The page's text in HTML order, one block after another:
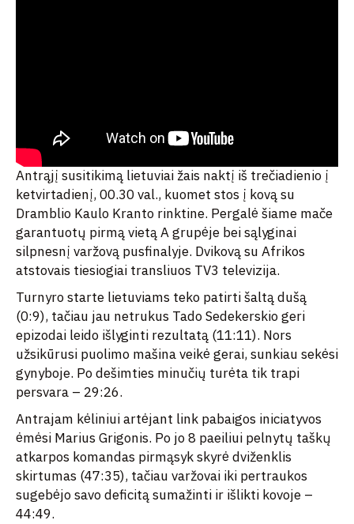
Antrąjį susitikimą lietuviai žais naktį iš trečiadienio į
ketvirtadienį, 00.30 val., kuomet stos į kovą su
Dramblio Kaulo Kranto rinktine. Pergalė šiame mače
garantuotų pirmą vietą A grupėje bei sąlyginai
silpnesnį varžovą pusfinalyje. Dvikovą su Afrikos
atstovais tiesiogiai transliuos TV3 televizija.
Turnyro starte lietuviams teko patirti šaltą dušą
(0:9), tačiau jau netrukus Tado Sedekerskio geri
epizodai leido išlyginti rezultatą (11:11). Nors
užsikūrusi puolimo mašina veikė gerai, sunkiau sekėsi
gynyboje. Po dešimties minučių turėta tik trapi
persvara – 29:26.
Antrajam kėliniui artėjant link pabaigos iniciatyvos
ėmėsi Marius Grigonis. Po jo 8 paeiliui pelnytų taškų
atkarpos komandas pirmąsyk skyrė dviženklis
skirtumas (47:35), tačiau varžovai iki pertraukos
sugebėjo savo deficitą sumažinti ir išlikti kovoje –
44:49.